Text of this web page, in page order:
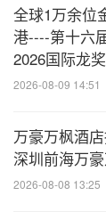
全球1万余位
港----第十六
2026国际龙
2026-08-09 14:51
万豪万枫酒
深圳前海万
2026-08-08 13:25